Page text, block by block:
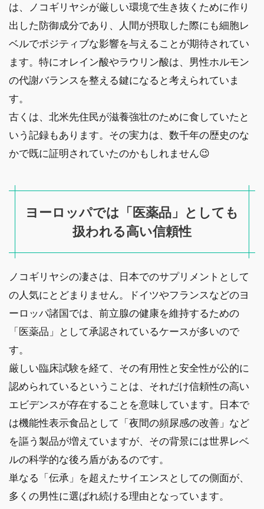
は、ノコギリヤシが厳しい環境で生き抜くために作り
出した防御成分であり、人間が摂取した際にも細胞レ
ベルでポジティブな影響を与えることが期待されてい
ます。特にオレイン酸やラウリン酸は、男性ホルモン
の代謝バランスを整える鍵になると考えられていま
す。
古くは、北米先住民が滋養強壮のために食していたと
いう記録もあります。その実力は、数千年の歴史のな
かで既に証明されていたのかもしれません😉
ヨーロッパでは「医薬品」としても
扱われる高い信頼性
ノコギリヤシの凄さは、日本でのサプリメントとして
の人気にとどまりません。ドイツやフランスなどのヨ
ーロッパ諸国では、前立腺の健康を維持するための
「医薬品」として承認されているケースが多いので
す。
厳しい臨床試験を経て、その有用性と安全性が公的に
認められているということは、それだけ信頼性の高い
エビデンスが存在することを意味しています。日本で
は機能性表示食品として「夜間の頻尿感の改善」など
を謳う製品が増えていますが、その背景には世界レベ
ルの科学的な後ろ盾があるのです。
単なる「伝承」を超えたサイエンスとしての側面が、
多くの男性に選ばれ続ける理由となっています。